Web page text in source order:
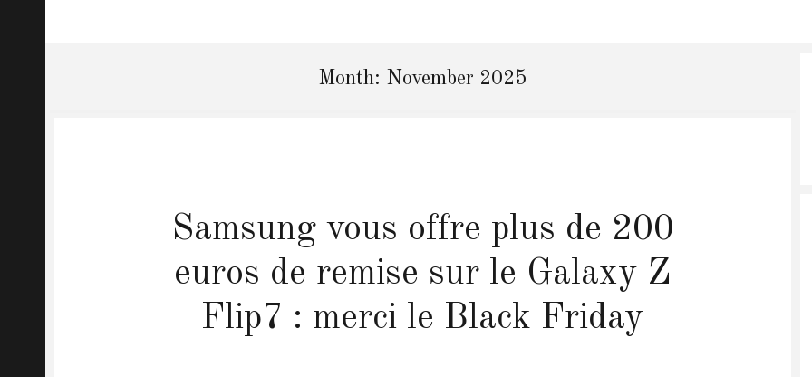
Month: November 2025
Samsung vous offre plus de 200
euros de remise sur le Galaxy Z
Flip7 : merci le Black Friday